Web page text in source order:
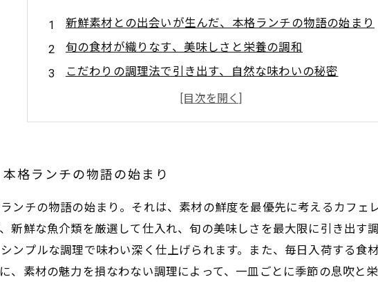
新鮮素材との出会いが生んだ、本格ランチの物語の始まり
旬の食材が織りなす、美味しさと栄養の調和
こだわりの調理法で引き出す、自然な味わいの秘密
地元産食材を活かしたメニュー開発の舞台裏
訪れるたびに心満たされる、至福のランチ体験の結末
化学調味料に頼らない、本物の味覚へのこだわり
格ランチの物語の始まり
ンチの物語の始まり。それは、素材の鮮度を最優先に考えるカフェ
新鮮な魚介類を厳選して仕入れ、旬の美味しさを最大限に引き出す
ンプルな調理で味わい深く仕上げられます。また、毎日入荷する食
、素材の魅力を損なわない調理によって、一皿ごとに季節の息吹と